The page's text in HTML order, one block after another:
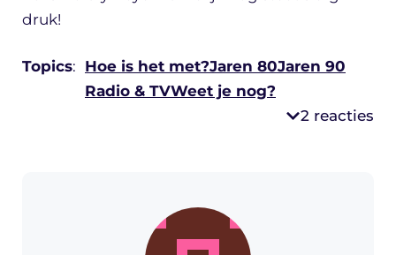
druk!
Topics: Hoe is het met?Jaren 80Jaren 90
Radio & TVWeet je nog?
2 reacties